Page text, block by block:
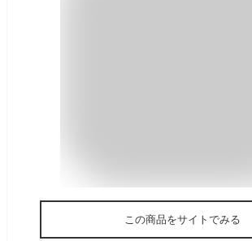
この商品をサイトでみる